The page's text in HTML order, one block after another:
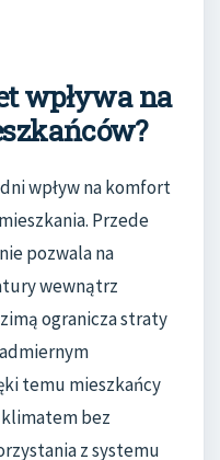
wpływa na
wpływ na komfort
Przede
pozwala na
wewnątrz
ogranicza straty
temu mieszkańcy
bez
z systemu